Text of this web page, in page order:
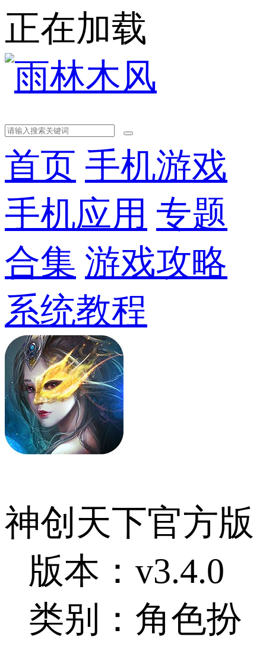
正在加载
首页 手机游戏
手机应用 专题
合集 游戏攻略
系统教程
神创天下官方版
版本：v3.4.0
类别：角色扮